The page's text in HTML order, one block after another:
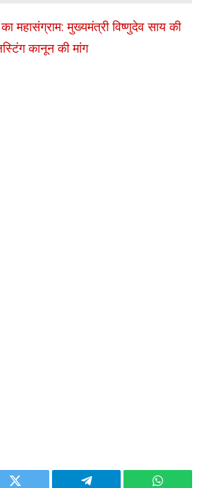
महासंग्राम: मुख्यमंत्री विष्णुदेव साय की
कानून की मांग